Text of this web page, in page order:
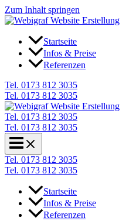
Zum Inhalt springen
Startseite
Infos & Preise
Referenzen
Tel. 0173 812 3035
Tel. 0173 812 3035
Tel. 0173 812 3035
Tel. 0173 812 3035
Tel. 0173 812 3035
Tel. 0173 812 3035
Startseite
Infos & Preise
Referenzen